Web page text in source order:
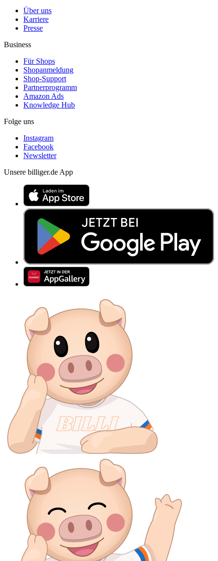
Über uns
Karriere
Presse
Business
Für Shops
Shopanmeldung
Shop-Support
Partnerprogramm
Amazon Ads
Knowledge Hub
Folge uns
Instagram
Facebook
Newsletter
Unsere billiger.de App